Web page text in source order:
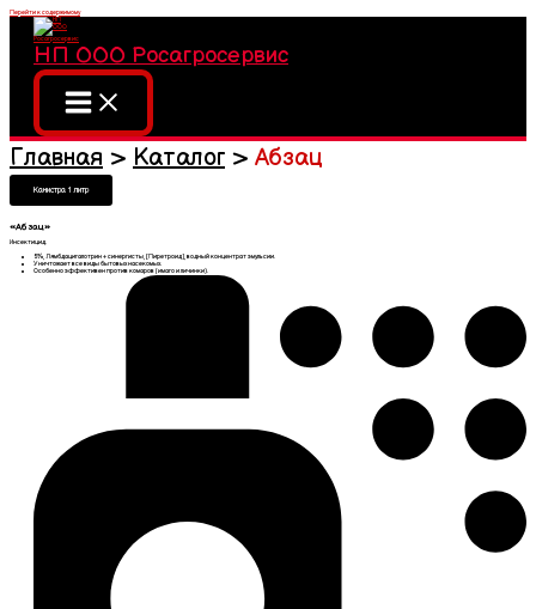
Перейти к содержимому
НП ООО Росагросервис
Главная Каталог Абзац
Канистра 1 литр
«Абзац»
Инсектицид.
5%, Лямбдацигалотрин + синергисты, [Пиретроид], водный концентрат эмульсии.
Уничтожает все виды бытовых насекомых.
Особенно эффективен против комаров (имаго и личинки).